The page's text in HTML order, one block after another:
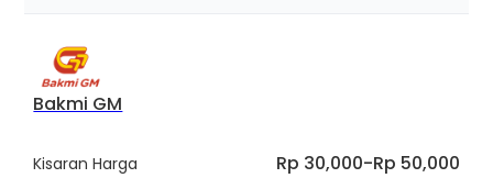
Bakmi GM
Kisaran Harga Rp 30,000-Rp 50,000